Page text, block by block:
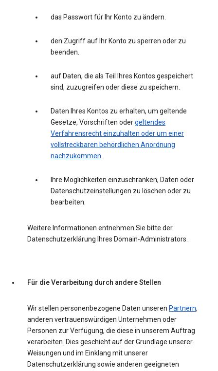
das Passwort für Ihr Konto zu ändern.
den Zugriff auf Ihr Konto zu sperren oder zu
beenden.
auf Daten, die als Teil Ihres Kontos gespeichert
sind, zuzugreifen oder diese zu speichern.
Daten Ihres Kontos zu erhalten, um geltende
Gesetze, Vorschriften odergeltendes
Verfahrensrecht einzuhalten oder um einer
vollstreckbaren behördlichen Anordnung
nachzukommen.
Ihre Möglichkeiten einzuschränken, Daten oder
Datenschutzeinstellungen zu löschen oder zu
bearbeiten.
Weitere Informationen entnehmen Sie bitte der
Datenschutzerklärung Ihres Domain-Administrators.
Für die Verarbeitung durch andere Stellen
Wir stellen personenbezogene Daten unseren Partnern,
anderen vertrauenswürdigen Unternehmen oder
Personen zur Verfügung, die diese in unserem Auftrag
verarbeiten. Dies geschieht auf der Grundlage unserer
Weisungen und im Einklang mit unserer
Datenschutzerklärung sowie anderen geeigneten